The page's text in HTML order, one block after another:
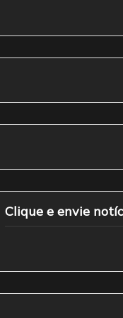
Clique e envie